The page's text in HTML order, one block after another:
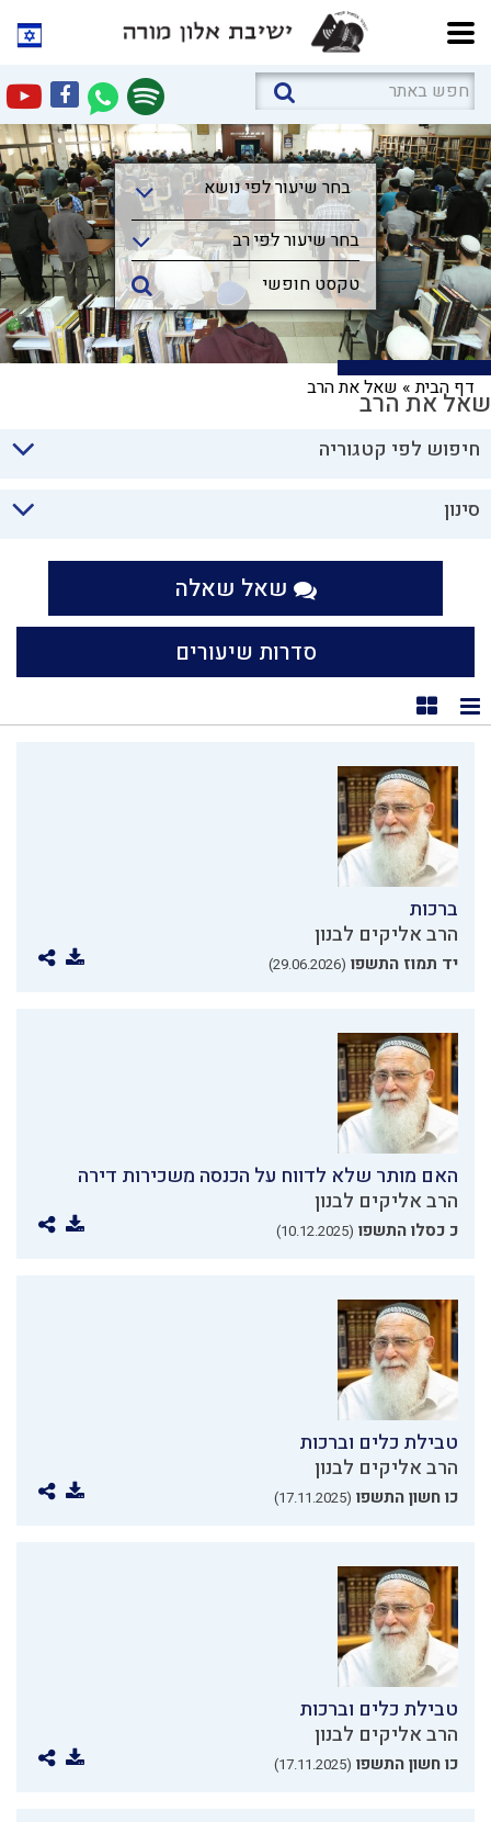
בחר שיעור לפי נושא
בחר שיעור לפי נושא
בחר שיעור לפי רב
דף הבית» שאל את הרבשאל את הרב
חיפוש לפי קטגוריה
סינון
שאל שאלה
סדרות שיעורים
תצוגת רשימה
תצוגת קוביות
ברכות
הרב אליקים לבנון
יד תמוז התשפו (29.06.2026)
האם מותר שלא לדווח על הכנסה משכירות דירה
הרב אליקים לבנון
כ כסלו התשפו (10.12.2025)
טבילת כלים וברכות
הרב אליקים לבנון
כו חשון התשפו (17.11.2025)
טבילת כלים וברכות
הרב אליקים לבנון
כו חשון התשפו (17.11.2025)